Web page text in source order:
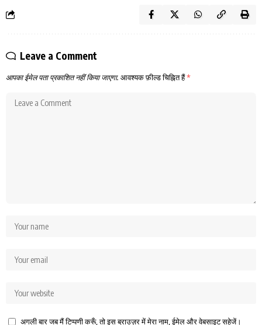
Leave a Comment
आपका ईमेल पता प्रकाशित नहीं किया जाएगा. आवश्यक फ़ील्ड चिह्नित हैं*
अगली बार जब मैं टिप्पणी करूँ, तो इस ब्राउज़र में मेरा नाम, ईमेल और वेबसाइट सहेजें।